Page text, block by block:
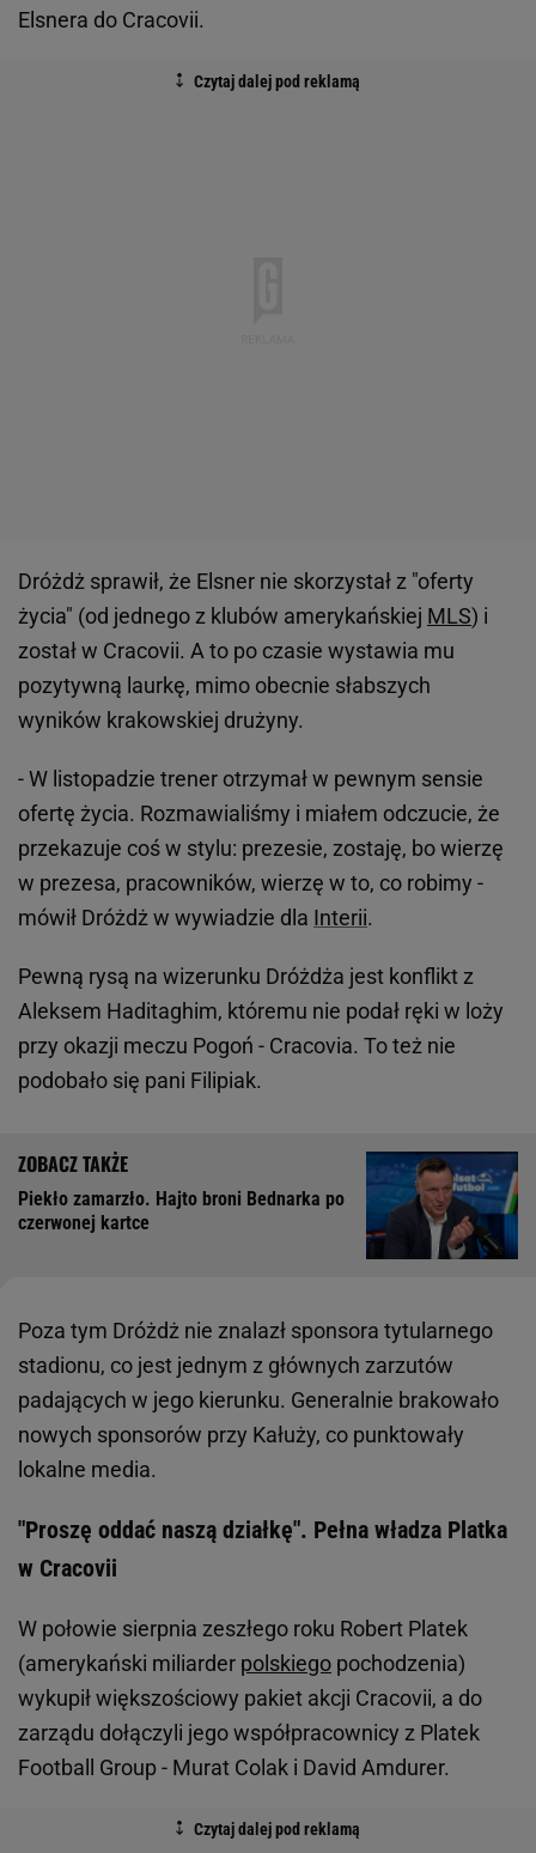
Elsnera do Cracovii.
Dróżdż sprawił, że Elsner nie skorzystał z "oferty
życia" (od jednego z klubów amerykańskiej MLS) i
został w Cracovii. A to po czasie wystawia mu
pozytywną laurkę, mimo obecnie słabszych
wyników krakowskiej drużyny.
- W listopadzie trener otrzymał w pewnym sensie
ofertę życia. Rozmawialiśmy i miałem odczucie, że
przekazuje coś w stylu: prezesie, zostaję, bo wierzę
w prezesa, pracowników, wierzę w to, co robimy -
mówił Dróżdż w wywiadzie dla Interii.
Pewną rysą na wizerunku Dróżdża jest konflikt z
Aleksem Haditaghim, któremu nie podał ręki w loży
przy okazji meczu Pogoń - Cracovia. To też nie
podobało się pani Filipiak.
Piekło zamarzło. Hajto broni Bednarka po
czerwonej kartce
Poza tym Dróżdż nie znalazł sponsora tytularnego
stadionu, co jest jednym z głównych zarzutów
padających w jego kierunku. Generalnie brakowało
nowych sponsorów przy Kałuży, co punktowały
lokalne media.
"Proszę oddać naszą działkę". Pełna władza Platka
w Cracovii
W połowie sierpnia zeszłego roku Robert Platek
(amerykański miliarder polskiego pochodzenia)
wykupił większościowy pakiet akcji Cracovii, a do
zarządu dołączyli jego współpracownicy z Platek
Football Group - Murat Colak i David Amdurer.